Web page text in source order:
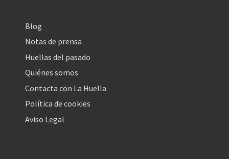
Blog
Notas de prensa
Huellas del pasado
Quiénes somos
Contacta con La Huella
Política de cookies
Aviso Legal